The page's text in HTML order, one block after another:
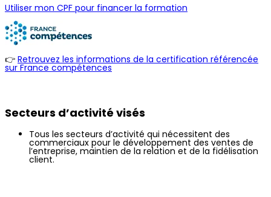
Utiliser mon CPF pour financer la formation
👉 Retrouvez les informations de la certification référencée
sur France compétences
Secteurs d’activité visés
Tous les secteurs d’activité qui nécessitent des
commerciaux pour le développement des ventes de
l’entreprise, maintien de la relation et de la fidélisation
client.